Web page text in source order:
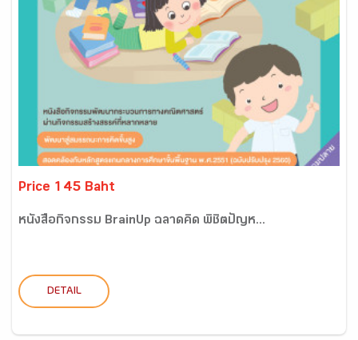
Price 145 Baht
หนังสือกิจกรรม BrainUp ฉลาดคิด พิชิตปัญห...
DETAIL